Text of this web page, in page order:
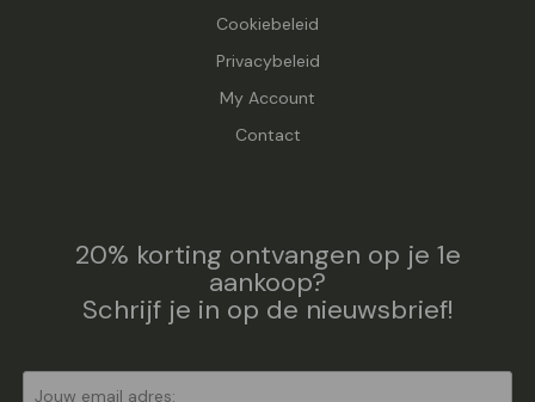
Cookiebeleid
Privacybeleid
My Account
Contact
20% korting ontvangen op je 1e
aankoop?
Schrijf je in op de nieuwsbrief!